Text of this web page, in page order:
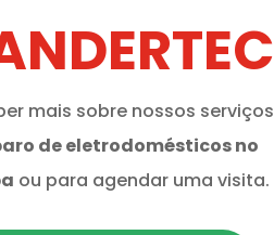
mais sobre nossos serviços
de eletrodomésticos no
ou para agendar uma visita.